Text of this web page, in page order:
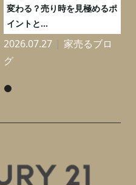
変わる？売り時を見極めるポ
イントと...
2026.07.27
家売るブロ
グ